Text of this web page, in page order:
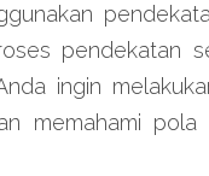
pendekatan
ingin
memahami